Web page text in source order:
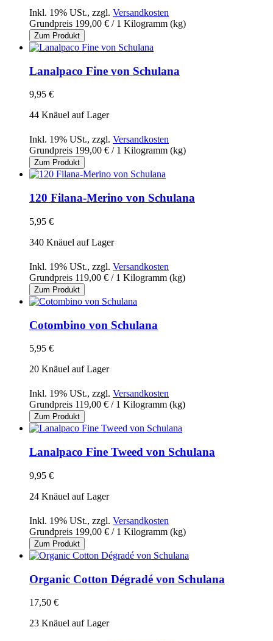
Inkl. 19% USt., zzgl. Versandkosten
Grundpreis 199,00 € / 1 Kilogramm (kg)
Zum Produkt
Lanalpaco Fine von Schulana
9,95 €
44 Knäuel auf Lager
Inkl. 19% USt., zzgl. Versandkosten
Grundpreis 199,00 € / 1 Kilogramm (kg)
Zum Produkt
120 Filana-Merino von Schulana
5,95 €
340 Knäuel auf Lager
Inkl. 19% USt., zzgl. Versandkosten
Grundpreis 119,00 € / 1 Kilogramm (kg)
Zum Produkt
Cotombino von Schulana
5,95 €
20 Knäuel auf Lager
Inkl. 19% USt., zzgl. Versandkosten
Grundpreis 119,00 € / 1 Kilogramm (kg)
Zum Produkt
Lanalpaco Fine Tweed von Schulana
9,95 €
24 Knäuel auf Lager
Inkl. 19% USt., zzgl. Versandkosten
Grundpreis 199,00 € / 1 Kilogramm (kg)
Zum Produkt
Organic Cotton Dégradé von Schulana
17,50 €
23 Knäuel auf Lager